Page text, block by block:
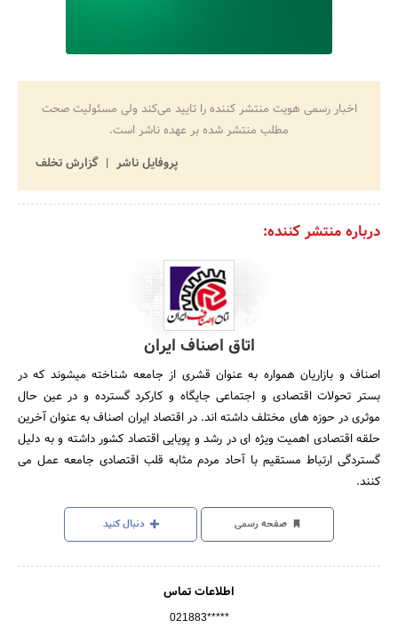
اخبار رسمی هویت منتشر کننده را تایید می‌کند ولی مسئولیت صحت
مطلب منتشر شده بر عهده ناشر است.
پروفایل ناشر
گزارش تخلف
درباره منتشر کننده:
اتاق اصناف ایران
اصناف و بازاریان همواره به عنوان قشری از جامعه شناخته میشوند که در
بستر تحولات اقتصادی و اجتماعی جایگاه و کارکرد گسترده و در عین حال
موثری در حوزه های مختلف داشته اند. در اقتصاد ایران اصناف به عنوان آخرین
حلقه اقتصادی اهمیت ویژه ای در رشد و پویایی اقتصاد کشور داشته و به دلیل
گستردگی ارتباط مستقیم با آحاد مردم مثابه قلب اقتصادی جامعه عمل می
کنند.
صفحه رسمی دنبال کنید
اطلاعات تماس
021883*****